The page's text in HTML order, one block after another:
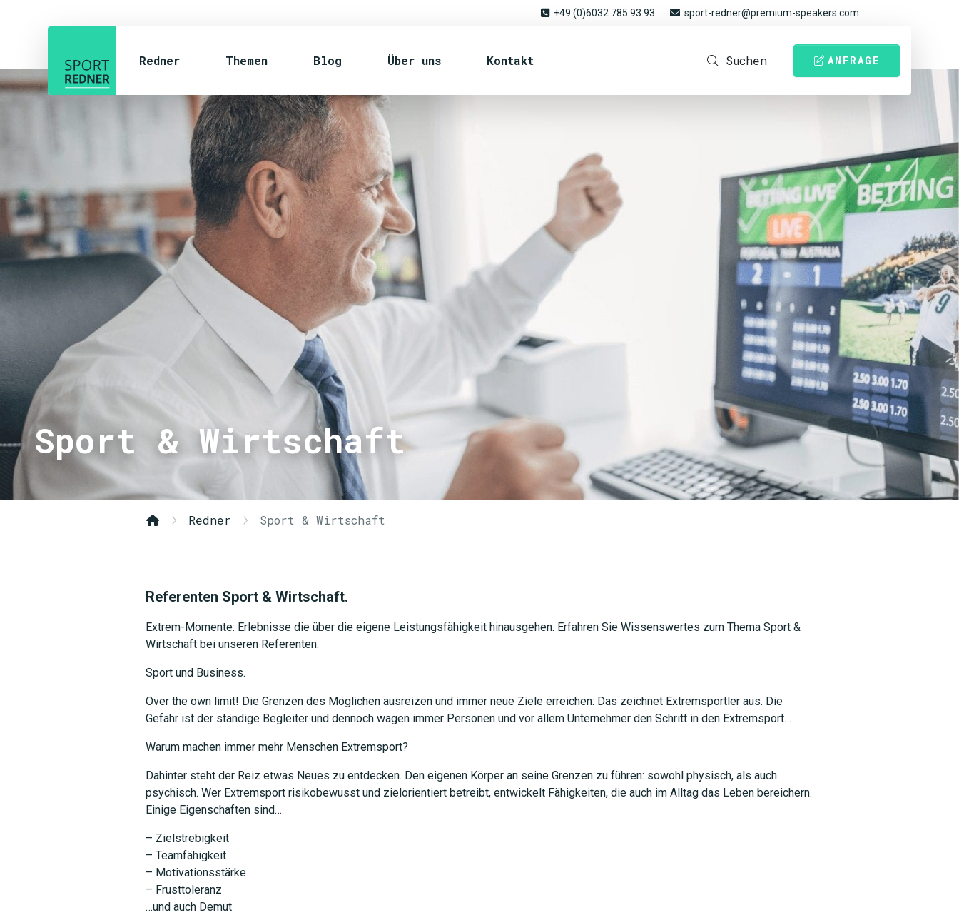
+49 (0)6032 785 93 93 sport-redner@premium-speakers.com
Redner Themen Blog Über uns Kontakt Suchen ANFRAGE
Sport & Wirtschaft
Redner Sport & Wirtschaft
Referenten Sport & Wirtschaft.
Extrem-Momente: Erlebnisse die über die eigene Leistungsfähigkeit hinausgehen. Erfahren Sie Wissenswertes zum Thema Sport &
Wirtschaft bei unseren Referenten.
Sport und Business.
Over the own limit! Die Grenzen des Möglichen ausreizen und immer neue Ziele erreichen: Das zeichnet Extremsportler aus. Die
Gefahr ist der ständige Begleiter und dennoch wagen immer Personen und vor allem Unternehmer den Schritt in den Extremsport…
Warum machen immer mehr Menschen Extremsport?
Dahinter steht der Reiz etwas Neues zu entdecken. Den eigenen Körper an seine Grenzen zu führen: sowohl physisch, als auch
psychisch. Wer Extremsport risikobewusst und zielorientiert betreibt, entwickelt Fähigkeiten, die auch im Alltag das Leben bereichern.
Einige Eigenschaften sind…
– Zielstrebigkeit
– Teamfähigkeit
– Motivationsstärke
– Frusttoleranz
…und auch Demut